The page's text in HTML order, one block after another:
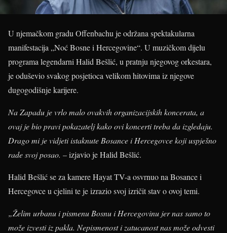
U njemačkom gradu Offenbachu je održana spektakularna
manifestacija „Noć Bosne i Hercegovine“. U muzičkom dijelu
programa legendarni Halid Bešlić, u pratnju njegovog orkestara,
je oduševio svakog posjetioca velikom hitovima iz njegove
dugogodišnje karijere.
Na Zapadu je vrlo malo ovakvih organizacijskih koncerata, a
ovaj je bio pravi pokazatelj kako ovi koncerti treba da izgledaju.
Drago mi je vidjeti istaknute Bosance i Hercegovce koji uspješno
rade svoj posao. – izjavio je Halid Bešlić.
Halid Bešlić se za kamere Hayat TV-a osvrnuo na Bosance i
Hercegovce u cjelini te je izrazio svoj izričit stav o ovoj temi.
„Želim urbanu i pismenu Bosnu i Hercegovinu jer nas samo to
može izvesti iz pakla. Nepismenost i zatucanost nas može odvesti